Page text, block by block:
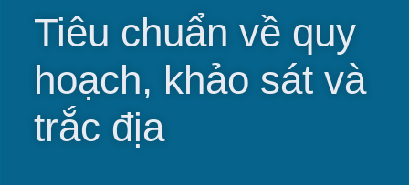
Tiêu chuẩn về quy
hoạch, khảo sát và
trắc địa